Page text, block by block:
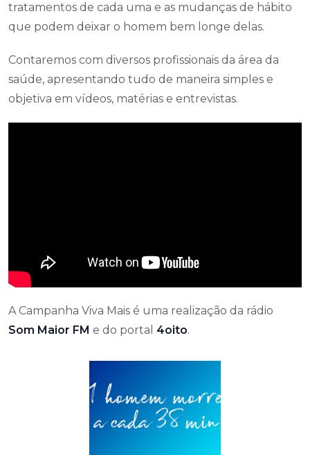
tratamentos de cada uma e as mudanças de hábito
que podem deixar o homem bem longe delas.
Contaremos com diversos profissionais da área da
saúde, apresentando tudo de maneira simples e
objetiva em vídeos, matérias e entrevistas.
A Campanha Viva Mais é uma realização da rádio
Som Maior FM e do portal 4oito.